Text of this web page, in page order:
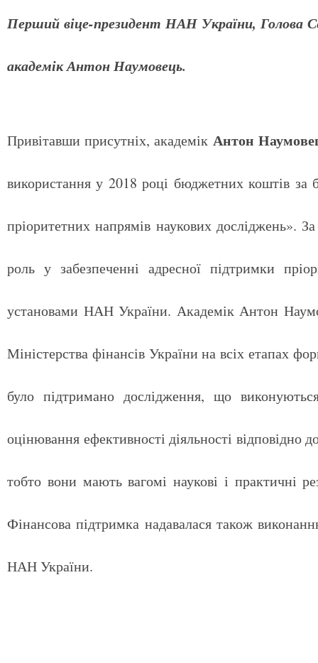
Перший віце-президент НАН України, Голова
академік Антон Наумовець.
Привітавши присутніх, академікАнтон
використання у 2018 році бюджетних коштів
пріоритетних напрямів наукових досліджень».
роль у забезпеченні адресної підтримки
установами НАН України. Академік Антон
Міністерства фінансів України на всіх етапах
було підтримано дослідження, що
оцінювання ефективності діяльності відповідно
тобто вони мають вагомі наукові і практичні
Фінансова підтримка надавалася також
НАН України.